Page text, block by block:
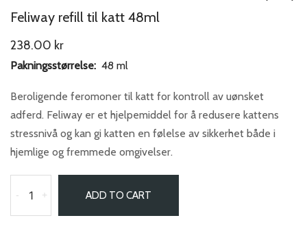
Feliway refill til katt 48ml
238.00 kr
Pakningsstørrelse: 48 ml
Beroligende feromoner til katt for kontroll av uønsket
adferd. Feliway er et hjelpemiddel for å redusere kattens
stressnivå og kan gi katten en følelse av sikkerhet både i
hjemlige og fremmede omgivelser.
- + ADD TO CART